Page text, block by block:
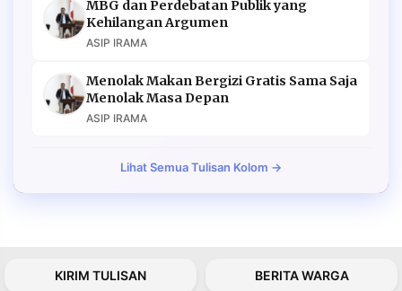
MBG dan Perdebatan Publik yang
Kehilangan Argumen
ASIP IRAMA
Menolak Makan Bergizi Gratis Sama Saja
Menolak Masa Depan
ASIP IRAMA
Lihat Semua Tulisan Kolom →
KIRIM TULISAN BERITA WARGA